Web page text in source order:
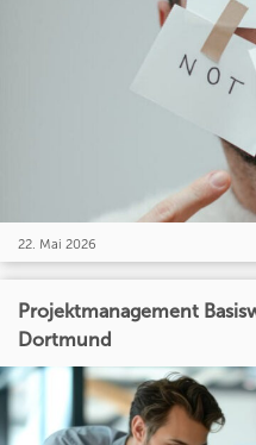
22. Mai 2026
Projektmanagement
Dortmund